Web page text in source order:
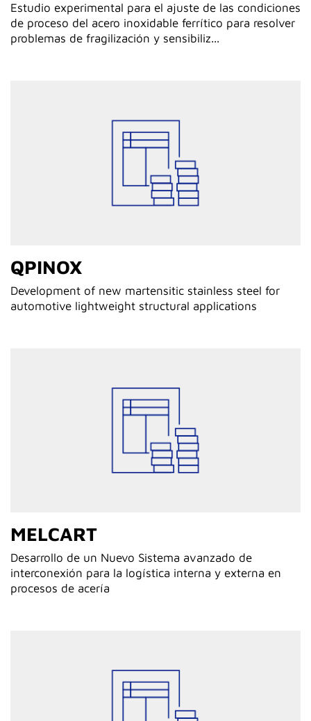
Estudio experimental para el ajuste de las condiciones
de proceso del acero inoxidable ferrítico para resolver
problemas de fragilización y sensibiliz...
QPINOX
Development of new martensitic stainless steel for
automotive lightweight structural applications
MELCART
Desarrollo de un Nuevo Sistema avanzado de
interconexión para la logística interna y externa en
procesos de acería